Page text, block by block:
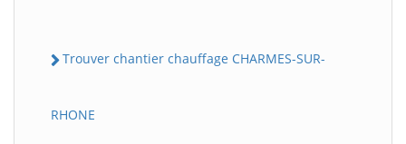
Trouver chantier chauffage CHARMES-SUR-
RHONE